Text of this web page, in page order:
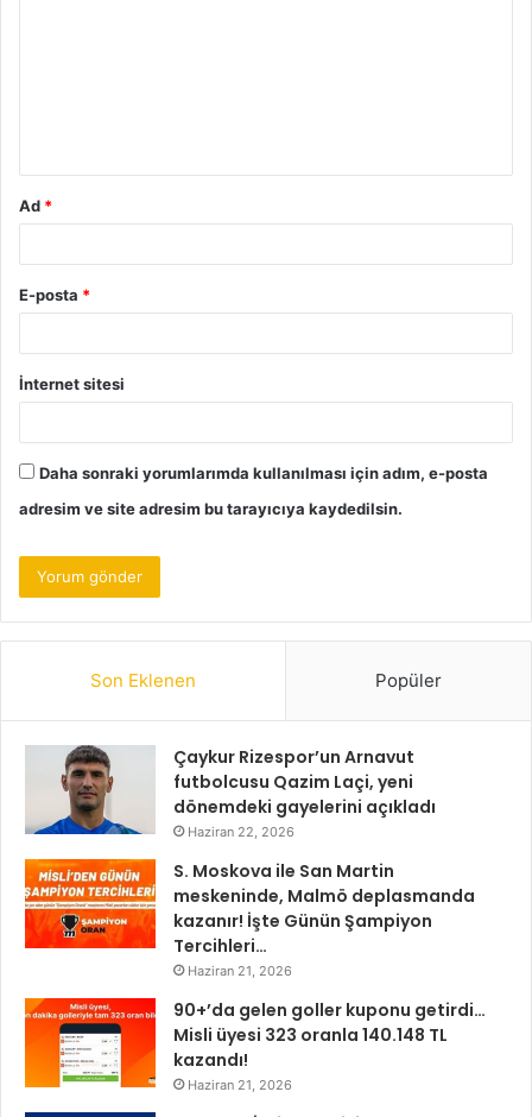
Ad *
E-posta *
İnternet sitesi
Daha sonraki yorumlarımda kullanılması için adım, e-posta
adresim ve site adresim bu tarayıcıya kaydedilsin.
Son Eklenen Popüler
Çaykur Rizespor’un Arnavut
futbolcusu Qazim Laçi, yeni
dönemdeki gayelerini açıkladı
Haziran 22, 2026
S. Moskova ile San Martin
meskeninde, Malmö deplasmanda
kazanır! İşte Günün Şampiyon
Tercihleri…
Haziran 21, 2026
90+’da gelen goller kuponu getirdi…
Misli üyesi 323 oranla 140.148 TL
kazandı!
Haziran 21, 2026